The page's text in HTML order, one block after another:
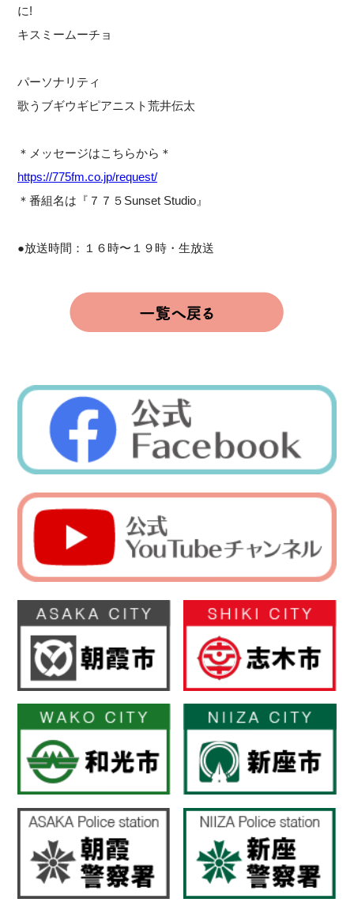
に!
キスミームーチョ
パーソナリティ
歌うブギウギピアニスト荒井伝太
＊メッセージはこちらから＊
https://775fm.co.jp/request/
＊番組名は『７７５Sunset Studio』
●放送時間：１６時〜１９時・生放送